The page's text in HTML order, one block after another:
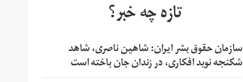
تازه چه خبر؟
سازمان حقوق بشر ایران: شاهین ناصری، شاهد
شکنجه نوید افکاری، در زندان جان باخته است